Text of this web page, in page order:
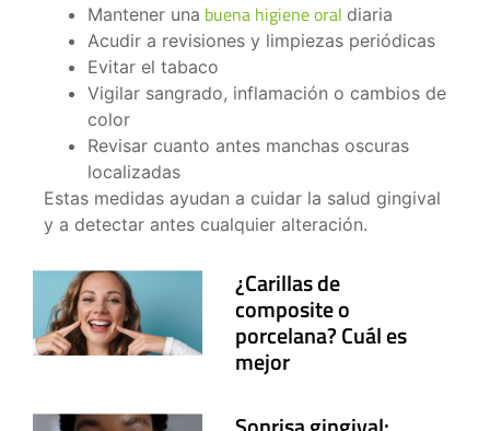
Mantener una buena higiene oral diaria
Acudir a revisiones y limpiezas periódicas
Evitar el tabaco
Vigilar sangrado, inflamación o cambios de
color
Revisar cuanto antes manchas oscuras
localizadas
Estas medidas ayudan a cuidar la salud gingival
y a detectar antes cualquier alteración.
¿Carillas de
composite o
porcelana? Cuál es
mejor